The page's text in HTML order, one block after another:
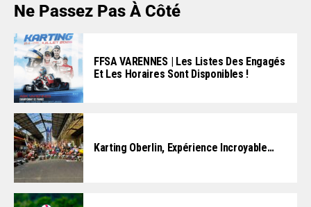
Ne Passez Pas À Côté
FFSA VARENNES | Les Listes Des Engagés
Et Les Horaires Sont Disponibles !
Karting Oberlin, Expérience Incroyable…